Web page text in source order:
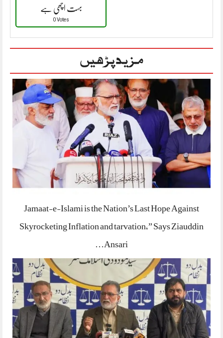
بہت اچھی ہے
0 Votes
مزید پڑھیں
Jamaat-e-Islami is the Nation’s Last Hope Against
Skyrocketing Inflation and tarvation,” Says Ziauddin
Ansari…